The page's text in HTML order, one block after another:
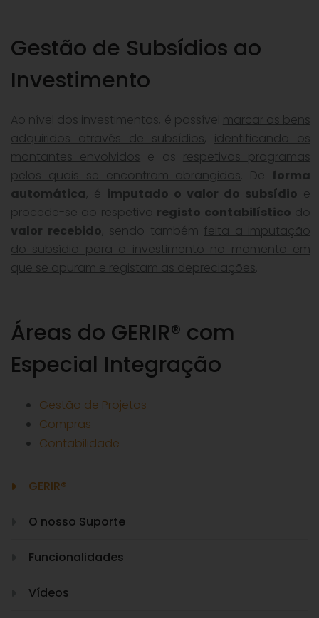
Gestão de Subsídios ao
Investimento
Ao nível dos investimentos, é possível marcar os bens
adquiridos através de subsídios, identificando os
montantes envolvidos e os respetivos programas
pelos quais se encontram abrangidos . De forma
automática, é imputado o valor do subsídio e
procede-se ao respetivo registo contabilístico do
valor recebido, sendo também feita a imputação
do subsídio para o investimento no momento em
que se apuram e registam as depreciações
Áreas do GERIR® com
Especial Integração
Gestão de Projetos
Compras
Contabilidade
GERIR®
O nosso Suporte
Funcionalidades
Vídeos